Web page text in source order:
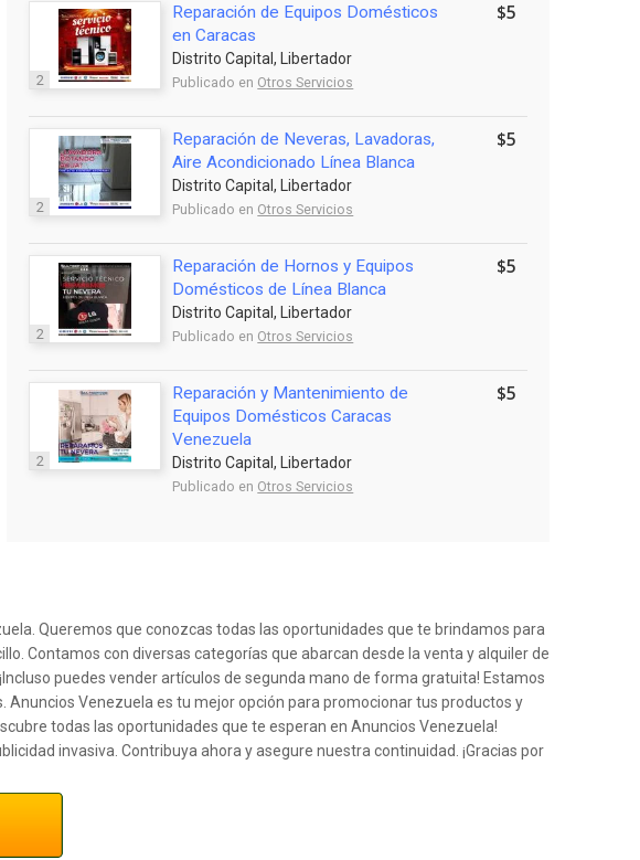
2
Reparación de Equipos Domésticos
en Caracas
Distrito Capital, Libertador
Publicado en Otros Servicios
$5
2
Reparación de Neveras, Lavadoras,
Aire Acondicionado Línea Blanca
Distrito Capital, Libertador
Publicado en Otros Servicios
$5
2
Reparación de Hornos y Equipos
Domésticos de Línea Blanca
Distrito Capital, Libertador
Publicado en Otros Servicios
$5
2
Reparación y Mantenimiento de
Equipos Domésticos Caracas
Venezuela
Distrito Capital, Libertador
Publicado en Otros Servicios
$5
Queremos que conozcas todas las oportunidades que te brindamos para
Contamos con diversas categorías que abarcan desde la venta y alquiler de
puedes vender artículos de segunda mano de forma gratuita! Estamos
Venezuela es tu mejor opción para promocionar tus productos y
todas las oportunidades que te esperan en Anuncios Venezuela!
invasiva. Contribuya ahora y asegure nuestra continuidad. ¡Gracias por